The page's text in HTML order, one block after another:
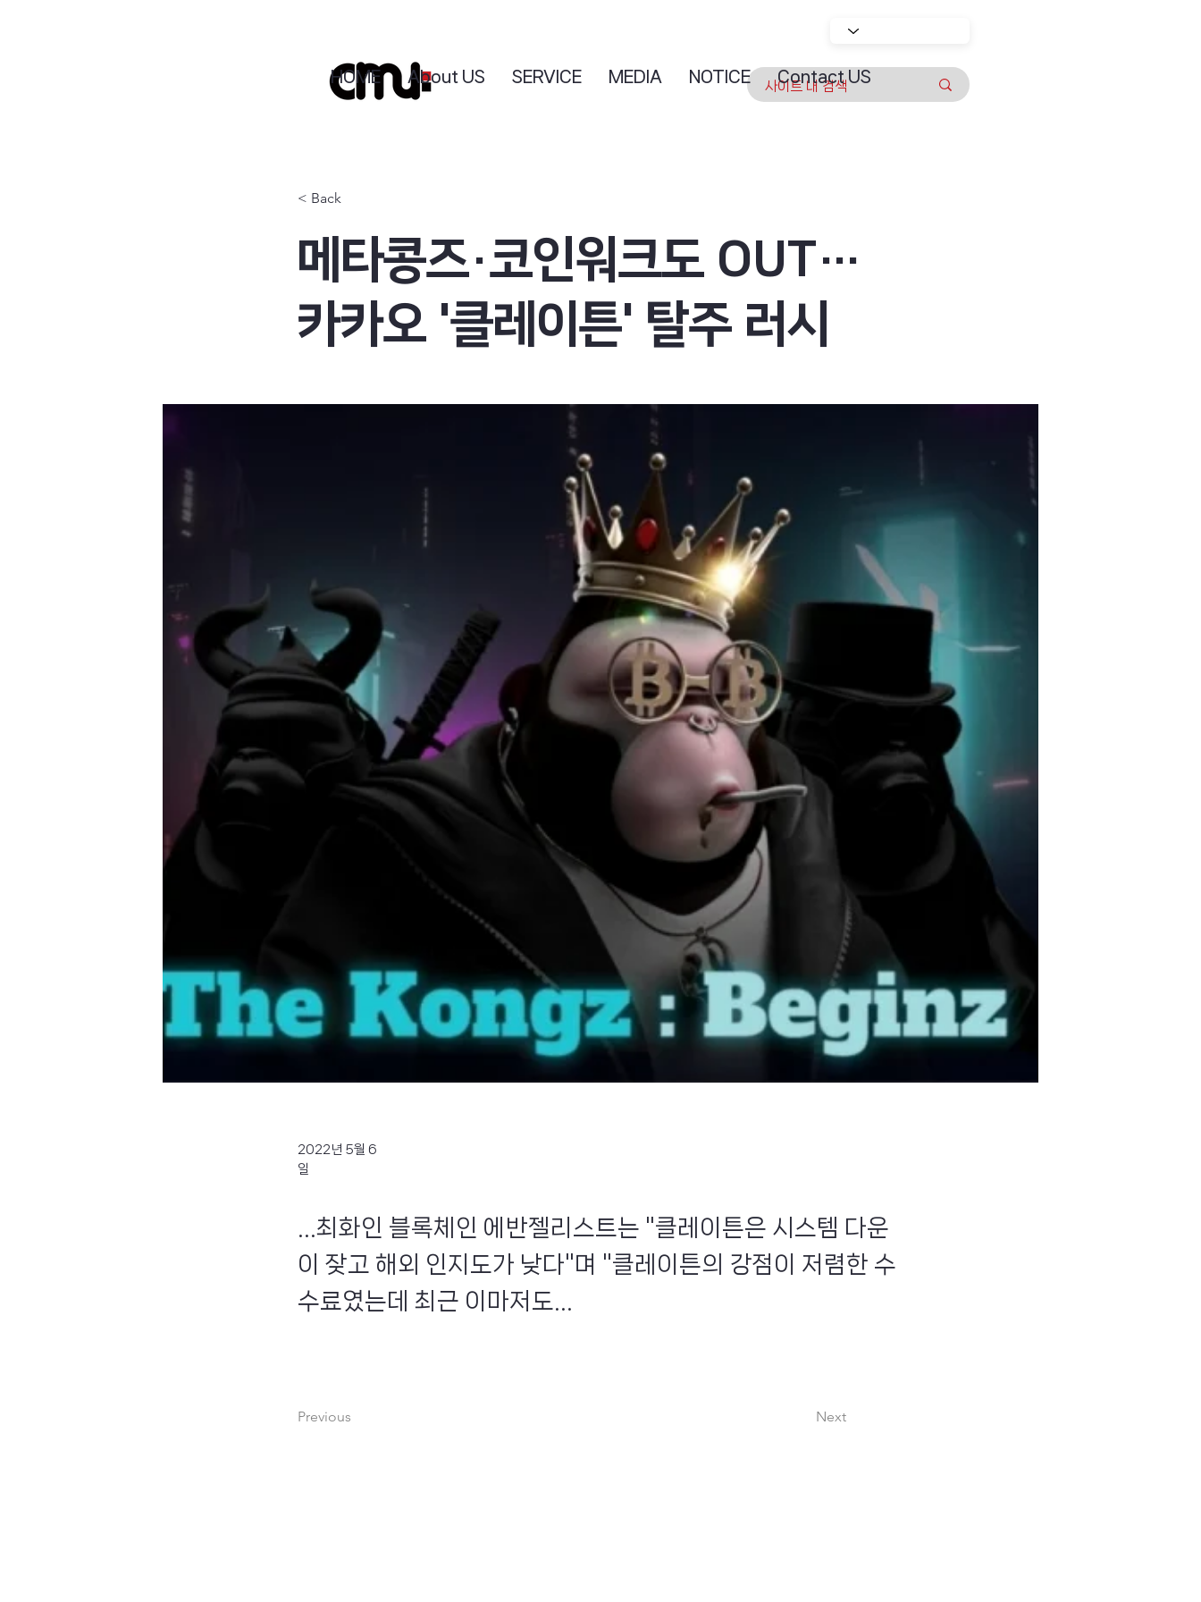
HOME About US SERVICE MEDIA NOTICE Contact US
< Back
메타콩즈·코인워크도 OUT…
카카오 '클레이튼' 탈주 러시
2022년 5월 6
일
...최화인 블록체인 에반젤리스트는 "클레이튼은 시스템 다운
이 잦고 해외 인지도가 낮다"며 "클레이튼의 강점이 저렴한 수
수료였는데 최근 이마저도...
Previous Next